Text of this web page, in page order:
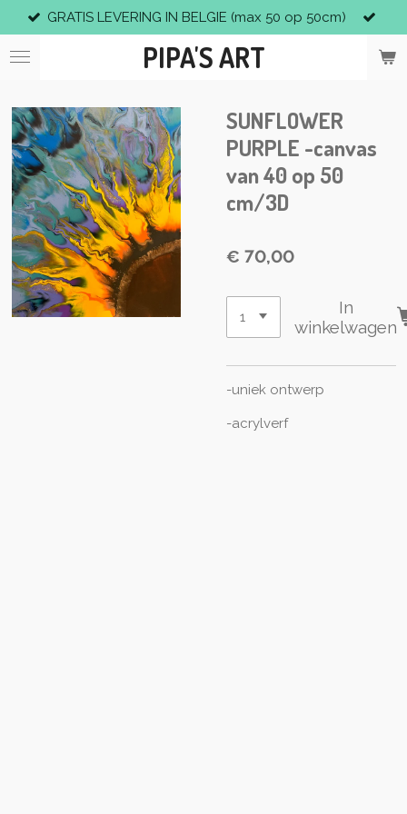
direct
naar
PIPA'S ART
GRATIS LEVERING IN BELGIE (max 50 op 50cm)
SUNFLOWER
PURPLE -canvas
van 40 op 50
cm/3D
€ 70,00
In
winkelwagen
-uniek ontwerp
-acrylverf